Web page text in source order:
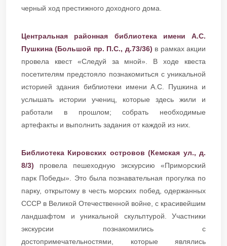
черный ход престижного доходного дома.
Центральная районная библиотека имени А.С.
Пушкина (Большой пр. П.С., д.73/36) в рамках акции
провела квест «Следуй за мной». В ходе квеста
посетителям предстояло познакомиться с уникальной
историей здания библиотеки имени А.С. Пушкина и
услышать истории учениц, которые здесь жили и
работали в прошлом; собрать необходимые
артефакты и выполнить задания от каждой из них.
Библиотека Кировских островов (Кемская ул., д.
8/3) провела пешеходную экскурсию «Приморский
парк Победы». Это была познавательная прогулка по
парку, открытому в честь морских побед, одержанных
СССР в Великой Отечественной войне, с красивейшим
ландшафтом и уникальной скульптурой. Участники
экскурсии познакомились с
достопримечательностями, которые являлись